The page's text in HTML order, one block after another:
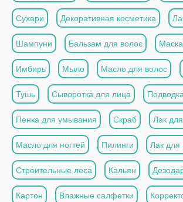
Сухари Декоративная косметика
Шампуни Бальзам для волос
Имбирь Мыло Масло для волос
Тушь Сыворотка для лица
Пенка для умывания Скраб Лак
Масло для ногтей Пилинги Лак для
Строительные леса Кальян
Картон Влажные салфетки